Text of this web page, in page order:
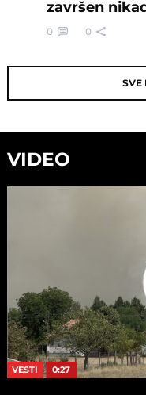
završen
0 0
SVE
VIDEO
VESTI 0:27